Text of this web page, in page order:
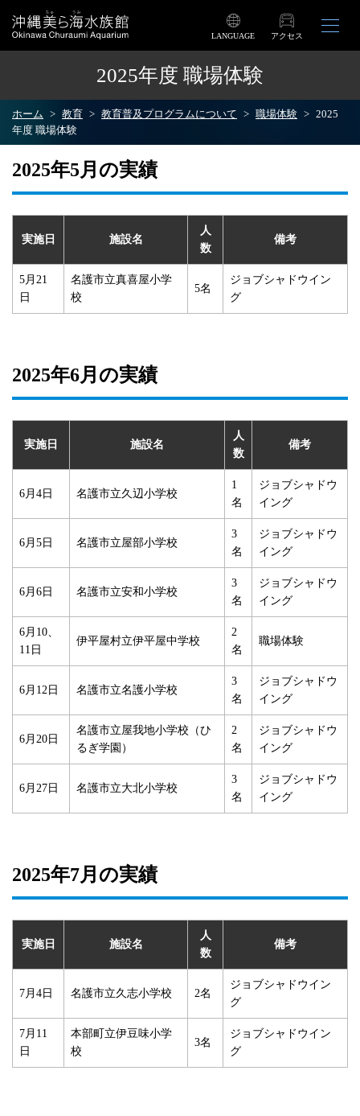
LANGUAGE アクセス
2025年度 職場体験
ホーム 教育 教育普及プログラムについて 職場体験
2025
年度 職場体験
2025年5月の実績
実施日 施設名
人
数
備考
5月21
日
名護市立真喜屋小学
校
5名
ジョブシャドウイン
グ
2025年6月の実績
実施日 施設名
人
数
備考
6月4日 名護市立久辺小学校
1
名
ジョブシャドウ
イング
6月5日 名護市立屋部小学校
3
名
ジョブシャドウ
イング
6月6日 名護市立安和小学校
3
名
ジョブシャドウ
イング
6月10、
11日
伊平屋村立伊平屋中学校
2
名
職場体験
6月12日 名護市立名護小学校
3
名
ジョブシャドウ
イング
6月20日
名護市立屋我地小学校（ひ
るぎ学園）
2
名
ジョブシャドウ
イング
6月27日 名護市立大北小学校
3
名
ジョブシャドウ
イング
2025年7月の実績
実施日 施設名
人
数
備考
7月4日 名護市立久志小学校 2名
ジョブシャドウイン
グ
7月11
日
本部町立伊豆味小学
校
3名
ジョブシャドウイン
グ